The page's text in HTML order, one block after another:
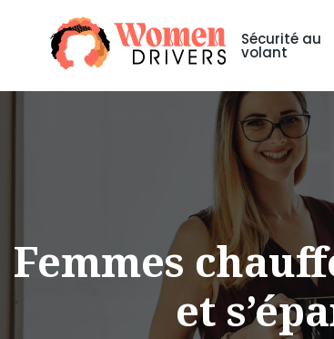
Sécurité au
volant
Femmes
et